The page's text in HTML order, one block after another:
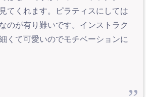
てくれます。ピラティスにしては
のが有り難いです。インストラク
くて可愛いのでモチベーションに